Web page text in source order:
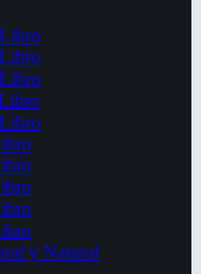
y Natural